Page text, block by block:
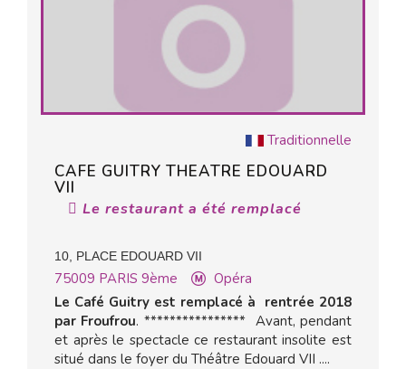
Traditionnelle
CAFE GUITRY THEATRE EDOUARD
VII
Le restaurant a été remplacé
10, PLACE EDOUARD VII
75009 PARIS 9ème
Opéra
Le Café Guitry est remplacé à rentrée 2018
par Froufrou. **************** Avant, pendant
et après le spectacle ce restaurant insolite est
situé dans le foyer du Théâtre Edouard VII ....